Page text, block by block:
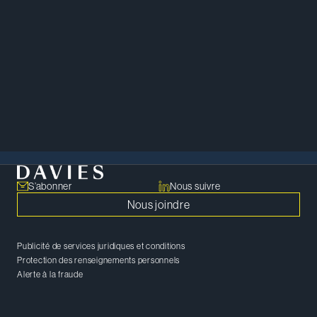
S’abonner Nous suivre
Nous joindre
Publicité de services juridiques et conditions
Protection des renseignements personnels
Alerte à la fraude